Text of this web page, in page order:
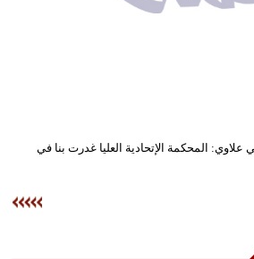
وتكنولوجيا
بيئة
علاوي: المحكمة الإتحادية العليا غدرت بنا في